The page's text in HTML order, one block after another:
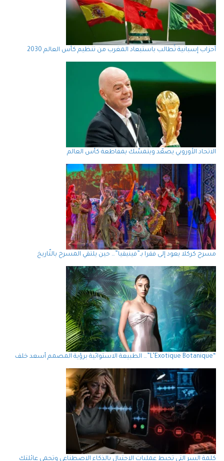
أحزاب إسبانية تُطالب باستبعاد المغرب من تنظيم كأس العالم 2030
الاتحاد الأوروبي يصعّد ويتمسّك بمقاطعة كأس العالم
مسرح كركلا يعود إلى فقرا بـ”فينيقيا”… حين يلتقي المسرح بالتّاريخ
“L’Exotique Botanique”… الطبيعة الاستوائية برؤية المصمم أسعد خلف
كلمة السر التي تحبط عمليات الاحتيال بالذكاء الاصطناعي وتحمي عائلتك